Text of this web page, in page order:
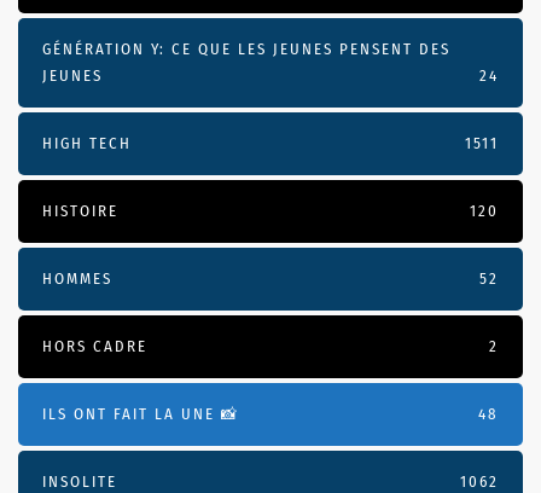
GÉNÉRATION Y: CE QUE LES JEUNES PENSENT DES
JEUNES
24
HIGH TECH 1511
HISTOIRE 120
HOMMES 52
HORS CADRE 2
ILS ONT FAIT LA UNE 📸 48
INSOLITE 1062